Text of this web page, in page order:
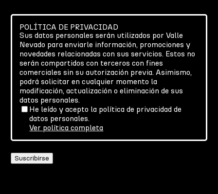
POLÍTICA DE PRIVACIDAD
Sus datos personales serán utilizados por Valle
Nevado para enviarle información, promociones y
novedades relacionadas con sus servicios. Estos no
serán compartidos con terceros con fines
comerciales sin su autorización previa. Asimismo,
podrá solicitar en cualquier momento la
modificación, actualización o eliminación de sus
datos personales.
He leído y acepto la política de privacidad de
datos personales.
Ver política completa